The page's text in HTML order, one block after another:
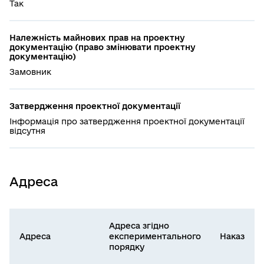
Так
Належність майнових прав на проектну
документацію (право змінювати проектну
документацію)
Замовник
Затвердження проектної документації
Інформація про затвердження проектної документації
відсутня
Адреса
Адреса
Адреса згідно
експериментального
порядку
Наказ